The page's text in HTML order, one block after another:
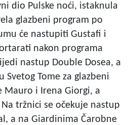
dio Pulske noći, istaknula
glazbeni program po
će nastupiti Gustafi i
nakon programa
nastup Double Dosea, a
Svetog Tome za glazbeni
Mauro i Irena Giorgi, a
tržnici se očekuje nastup
a na Giardinima Čarobne